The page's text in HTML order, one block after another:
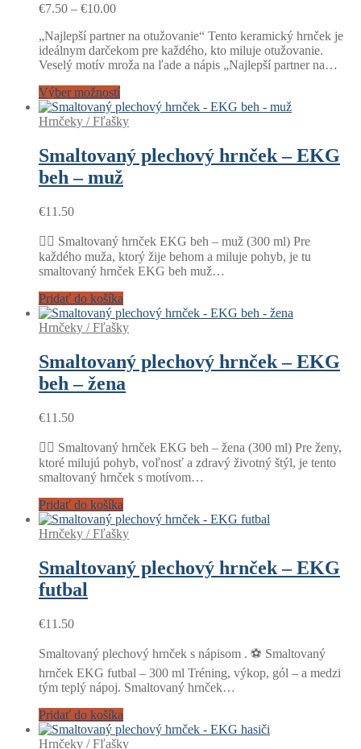
€7.50 – €10.00Price
€7.50
through
€10.00
„Najlepší partner na otužovanie“ Tento keramický hrnček je
ideálnym darčekom pre každého, kto miluje otužovanie.
Veselý motív mroža na ľade a nápis „Najlepší partner na…
Výber možností
Hrnčeky / Fľašky
Smaltovaný plechový hrnček – EKG
beh – muž
€11.50
🏃‍♂️ Smaltovaný hrnček EKG beh – muž (300 ml) Pre
každého muža, ktorý žije behom a miluje pohyb, je tu
smaltovaný hrnček EKG beh muž…
Pridať do košíka
Hrnčeky / Fľašky
Smaltovaný plechový hrnček – EKG
beh – žena
€11.50
🏃‍♀️ Smaltovaný hrnček EKG beh – žena (300 ml) Pre ženy,
ktoré milujú pohyb, voľnosť a zdravý životný štýl, je tento
smaltovaný hrnček s motívom…
Pridať do košíka
Hrnčeky / Fľašky
Smaltovaný plechový hrnček – EKG
futbal
€11.50
Smaltovaný plechový hrnček s nápisom . ⚽ Smaltovaný
hrnček EKG futbal – 300 ml Tréning, výkop, gól – a medzi
tým teplý nápoj. Smaltovaný hrnček…
Pridať do košíka
Hrnčeky / Fľašky